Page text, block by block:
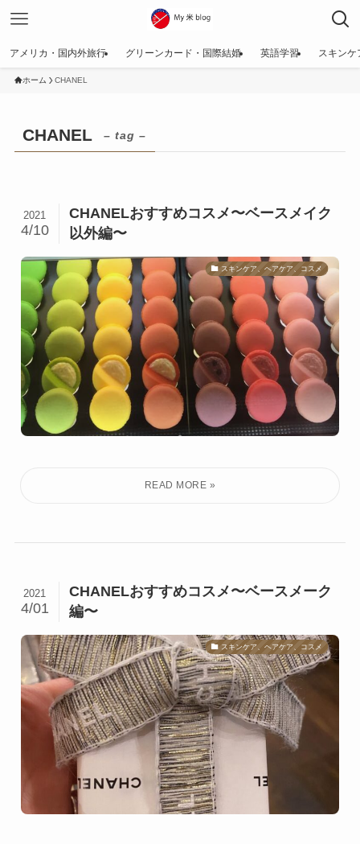
アメリカ・国内外旅行 グリーンカード・国際結婚 英語学習 スキンケ
ホーム CHANEL
CHANEL – tag –
CHANELおすすめコスメ〜ベースメイク
以外編〜
2021
4/10
スキンケア、ヘアケア、コスメ
CHANELおすすめコスメ〜ベースメーク
編〜
2021
4/01
スキンケア、ヘアケア、コスメ